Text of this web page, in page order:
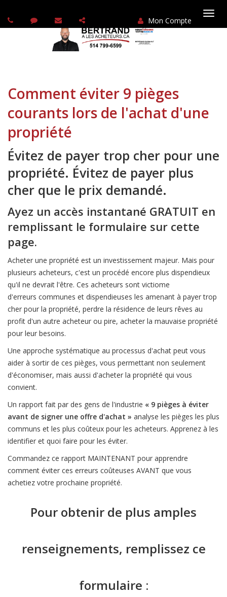
Mon Compte
Comment éviter 9 pièges
courants lors de l'achat d'une
propriété
Évitez de payer trop cher pour une
propriété. Évitez de payer plus
cher que le prix demandé.
Ayez un accès instantané GRATUIT en
remplissant le formulaire sur cette
page.
Acheter une propriété est un investissement majeur. Mais pour
plusieurs acheteurs, c'est un procédé encore plus dispendieux
qu'il ne devrait l'être. Ces acheteurs sont victiome
d'erreurs communes et dispendieuses les amenant à payer trop
cher pour la propriété, perdre la résidence de leurs rêves au
profit d'un autre acheteur ou pire, acheter la mauvaise propriété
pour leur besoins.
Une approche systématique au processus d'achat peut vous
aider à sortir de ces pièges, vous permettant non seulement
d'économiser, mais aussi d'acheter la propriété qui vous
convient.
Un rapport fait par des gens de l'industrie « 9 pièges à éviter
avant de signer une offre d'achat » analyse les pièges les plus
communs et les plus coûteux pour les acheteurs. Apprenez à les
identifier et quoi faire pour les éviter.
Commandez ce rapport MAINTENANT pour apprendre
comment éviter ces erreurs coûteuses AVANT que vous
achetiez votre prochaine propriété.
Pour obtenir de plus amples
renseignements, remplissez ce
formulaire :